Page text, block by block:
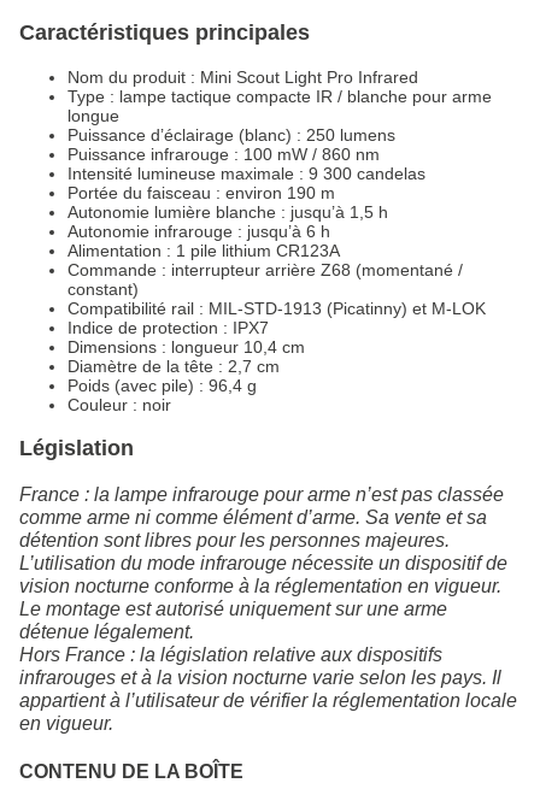
Caractéristiques principales
Nom du produit : Mini Scout Light Pro Infrared
Type : lampe tactique compacte IR / blanche pour arme
longue
Puissance d’éclairage (blanc) : 250 lumens
Puissance infrarouge : 100 mW / 860 nm
Intensité lumineuse maximale : 9 300 candelas
Portée du faisceau : environ 190 m
Autonomie lumière blanche : jusqu’à 1,5 h
Autonomie infrarouge : jusqu’à 6 h
Alimentation : 1 pile lithium CR123A
Commande : interrupteur arrière Z68 (momentané /
constant)
Compatibilité rail : MIL‑STD‑1913 (Picatinny) et M‑LOK
Indice de protection : IPX7
Dimensions : longueur 10,4 cm
Diamètre de la tête : 2,7 cm
Poids (avec pile) : 96,4 g
Couleur : noir
Législation
France : la lampe infrarouge pour arme n’est pas classée
comme arme ni comme élément d’arme. Sa vente et sa
détention sont libres pour les personnes majeures.
L’utilisation du mode infrarouge nécessite un dispositif de
vision nocturne conforme à la réglementation en vigueur.
Le montage est autorisé uniquement sur une arme
détenue légalement.
Hors France : la législation relative aux dispositifs
infrarouges et à la vision nocturne varie selon les pays. Il
appartient à l’utilisateur de vérifier la réglementation locale
en vigueur.
CONTENU DE LA BOÎTE